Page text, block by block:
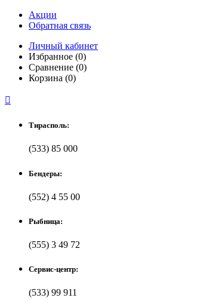
Акции
Обратная связь
Личный кабинет
Избранное (0)
Сравнение (0)
Корзина (0)

Тирасполь:
(533) 85 000
Бендеры:
(552) 4 55 00
Рыбница:
(555) 3 49 72
Сервис-центр:
(533) 99 911